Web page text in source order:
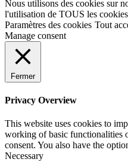
Nous utilisons des cookies sur
l'utilisation de TOUS les
Paramètres des cookies Tout
Manage consent
Fermer
Privacy Overview
This website uses cookies to
working of basic functionalities
consent. You also have the
Necessary